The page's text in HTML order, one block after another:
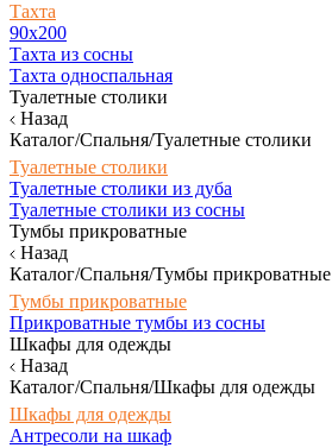
Тахта
90х200
Тахта из сосны
Тахта односпальная
Туалетные столики
Назад
Каталог/Спальня/Туалетные столики
Туалетные столики
Туалетные столики из дуба
Туалетные столики из сосны
Тумбы прикроватные
Назад
Каталог/Спальня/Тумбы прикроватные
Тумбы прикроватные
Прикроватные тумбы из сосны
Шкафы для одежды
Назад
Каталог/Спальня/Шкафы для одежды
Шкафы для одежды
Антресоли на шкаф